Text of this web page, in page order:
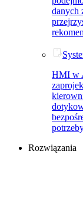
danych
HMI w
Rozwiązania